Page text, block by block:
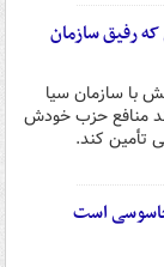
رفیق سازمان
با سازمان سیا
منافع حزب خودش
تأمین کند.
است